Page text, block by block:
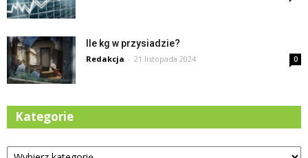
Ile kg w przysiadzie?
Redakcja - 21 listopada 2024 0
Kategorie
Kategorie